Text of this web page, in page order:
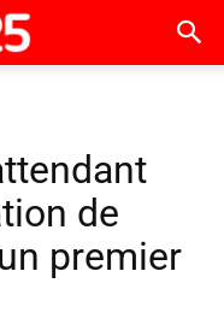
de
premier